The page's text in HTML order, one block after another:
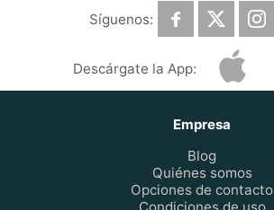
Síguenos:
Descárgate la App:
Empresa
Blog
Quiénes somos
Opciones de contacto